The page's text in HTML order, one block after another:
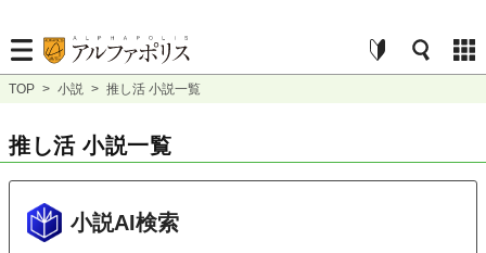
TOP > 小説 > 推し活 小説一覧
推し活 小説一覧
小説AI検索